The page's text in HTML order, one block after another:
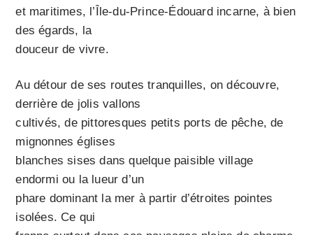
et maritimes, l’Île-du-Prince-Édouard incarne, à bien
des égards, la
douceur de vivre.
Au détour de ses routes tranquilles, on découvre,
derrière de jolis vallons
cultivés, de pittoresques petits ports de pêche, de
mignonnes églises
blanches sises dans quelque paisible village
endormi ou la lueur d’un
phare dominant la mer à partir d’étroites pointes
isolées. Ce qui